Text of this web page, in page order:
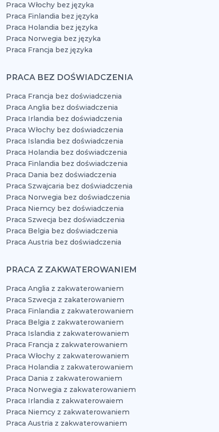
Praca Włochy bez języka
Praca Finlandia bez języka
Praca Holandia bez języka
Praca Norwegia bez języka
Praca Francja bez języka
PRACA BEZ DOŚWIADCZENIA
Praca Francja bez doświadczenia
Praca Anglia bez doświadczenia
Praca Irlandia bez doświadczenia
Praca Włochy bez doświadczenia
Praca Islandia bez doświadczenia
Praca Holandia bez doświadczenia
Praca Finlandia bez doświadczenia
Praca Dania bez doświadczenia
Praca Szwajcaria bez doświadczenia
Praca Norwegia bez doświadczenia
Praca Niemcy bez doświadczenia
Praca Szwecja bez doświadczenia
Praca Belgia bez doświadczenia
Praca Austria bez doświadczenia
PRACA Z ZAKWATEROWANIEM
Praca Anglia z zakwaterowaniem
Praca Szwecja z zakaterowaniem
Praca Finlandia z zakwaterowaniem
Praca Belgia z zakwaterowaniem
Praca Islandia z zakwaterowaniem
Praca Francja z zakwaterowaniem
Praca Włochy z zakwaterowaniem
Praca Holandia z zakwaterowaniem
Praca Dania z zakwaterowaniem
Praca Norwegia z zakwaterowaniem
Praca Irlandia z zakwaterowaiem
Praca Niemcy z zakwaterowaniem
Praca Austria z zakwaterowaniem